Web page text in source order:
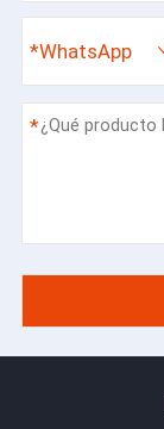
*WhatsApp
*